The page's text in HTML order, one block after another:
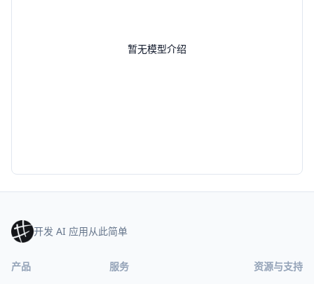
暂无模型介绍
开发 AI 应用从此简单
产品 服务 资源与支持